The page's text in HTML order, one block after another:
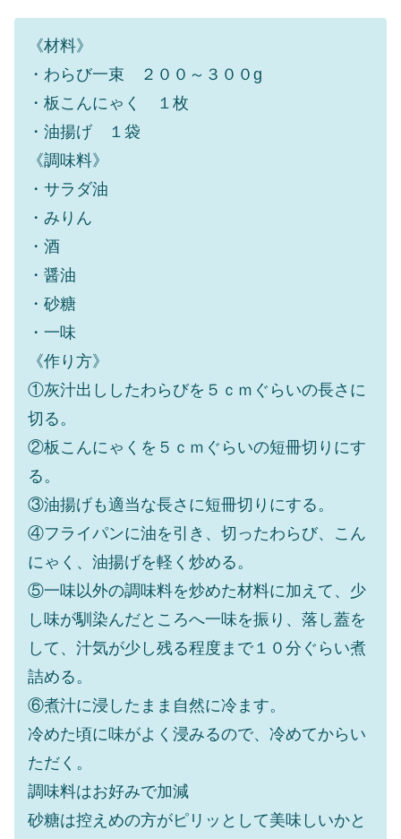
《材料》
・わらび一束 ２００～３００g
・板こんにゃく １枚
・油揚げ １袋
《調味料》
・サラダ油
・みりん
・酒
・醤油
・砂糖
・一味
《作り方》
①灰汁出ししたわらびを５ｃｍぐらいの長さに
切る。
②板こんにゃくを５ｃｍぐらいの短冊切りにす
る。
③油揚げも適当な長さに短冊切りにする。
④フライパンに油を引き、切ったわらび、こん
にゃく、油揚げを軽く炒める。
⑤一味以外の調味料を炒めた材料に加えて、少
し味が馴染んだところへ一味を振り、落し蓋を
して、汁気が少し残る程度まで１０分ぐらい煮
詰める。
⑥煮汁に浸したまま自然に冷ます。
冷めた頃に味がよく浸みるので、冷めてからい
ただく。
調味料はお好みで加減
砂糖は控えめの方がピリッとして美味しいかと